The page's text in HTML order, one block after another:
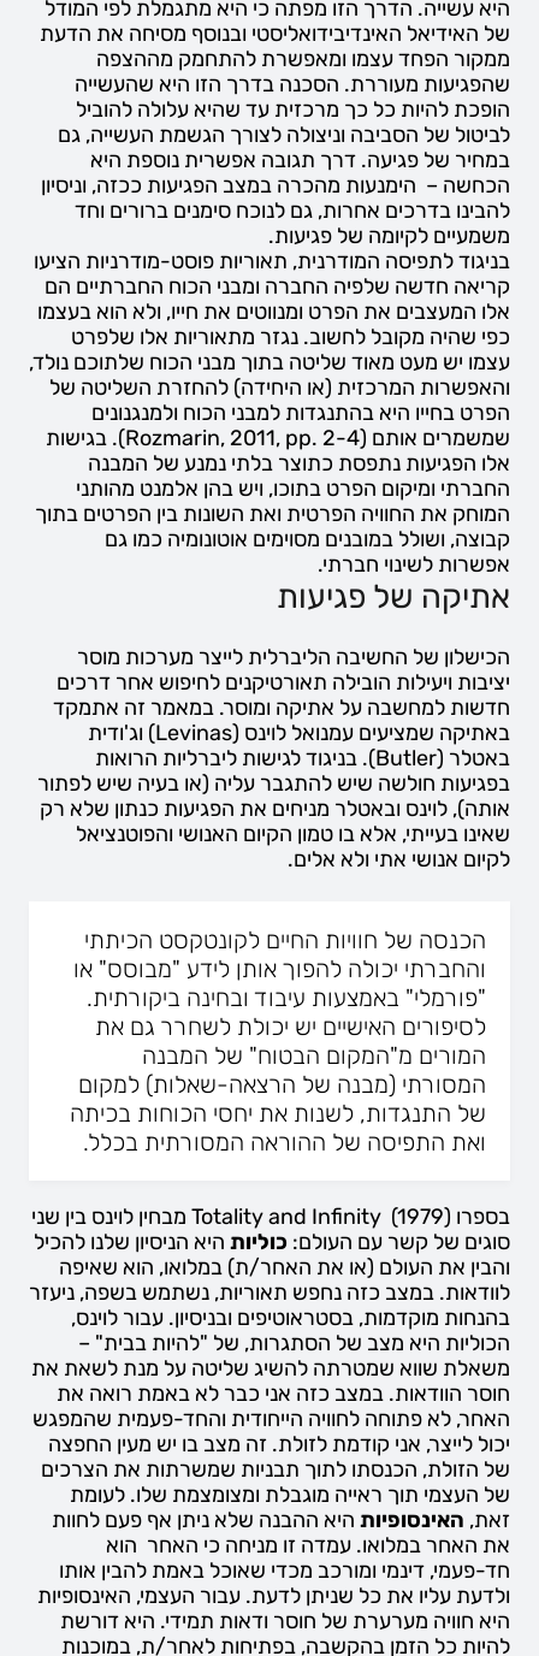
היא עשייה. הדרך הזו מפתה כי היא מתגמלת לפי המודל
של האידיאל האינדיבידואליסטי ובנוסף מסיחה את הדעת
ממקור הפחד עצמו ומאפשרת להתחמק מההצפה
שהפגיעות מעוררת. הסכנה בדרך הזו היא שהעשייה
הופכת להיות כל כך מרכזית עד שהיא עלולה להוביל
לביטול של הסביבה וניצולה לצורך הגשמת העשייה, גם
במחיר של פגיעה. דרך תגובה אפשרית נוספת היא
הכחשה – הימנעות מהכרה במצב הפגיעות ככזה, וניסיון
להבינו בדרכים אחרות, גם לנוכח סימנים ברורים וחד
משמעיים לקיומה של פגיעות.
בניגוד לתפיסה המודרנית, תאוריות פוסט-מודרניות הציעו
קריאה חדשה שלפיה החברה ומבני הכוח החברתיים הם
אלו המעצבים את הפרט ומנווטים את חייו, ולא הוא בעצמו
כפי שהיה מקובל לחשוב. נגזר מתאוריות אלו שלפרט
עצמו יש מעט מאוד שליטה בתוך מבני הכוח שלתוכם נולד,
והאפשרות המרכזית (או היחידה) להחזרת השליטה של
הפרט בחייו היא בהתנגדות למבני הכוח ולמנגנונים
שמשמרים אותם (Rozmarin, 2011, pp. 2-4). בגישות
אלו הפגיעות נתפסת כתוצר בלתי נמנע של המבנה
החברתי ומיקום הפרט בתוכו, ויש בהן אלמנט מהותני
המוחק את החוויה הפרטית ואת השונות בין הפרטים בתוך
קבוצה, ושולל במובנים מסוימים אוטונומיה כמו גם
אפשרות לשינוי חברתי.
אתיקה של פגיעות
הכישלון של החשיבה הליברלית לייצר מערכות מוסר
יציבות ויעילות הובילה תאורטיקנים לחיפוש אחר דרכים
חדשות למחשבה על אתיקה ומוסר. במאמר זה אתמקד
באתיקה שמציעים עמנואל לוינס (Levinas) וג'ודית
באטלר (Butler). בניגוד לגישות ליברליות הרואות
בפגיעות חולשה שיש להתגבר עליה (או בעיה שיש לפתור
אותה), לוינס ובאטלר מניחים את הפגיעות כנתון שלא רק
שאינו בעייתי, אלא בו טמון הקיום האנושי והפוטנציאל
לקיום אנושי אתי ולא אלים.
הכנסה של חוויות החיים לקונטקסט הכיתתי
והחברתי יכולה להפוך אותן לידע "מבוסס" או
"פורמלי" באמצעות עיבוד ובחינה ביקורתית.
לסיפורים האישיים יש יכולת לשחרר גם את
המורים מ"המקום הבטוח" של המבנה
המסורתי (מבנה של הרצאה-שאלות) למקום
של התנגדות, לשנות את יחסי הכוחות בכיתה
ואת התפיסה של ההוראה המסורתית בכלל.
בספרו Totality and Infinity (1979) מבחין לוינס בין שני
סוגים של קשר עם העולם: כוליות היא הניסיון שלנו להכיל
והבין את העולם (או את האחר/ת) במלואו, הוא שאיפה
לוודאות. במצב כזה נחפש תאוריות, נשתמש בשפה, ניעזר
בהנחות מוקדמות, בסטראוטיפים ובניסיון. עבור לוינס,
הכוליות היא מצב של הסתגרות, של "להיות בבית" –
משאלת שווא שמטרתה להשיג שליטה על מנת לשאת את
חוסר הוודאות. במצב כזה אני כבר לא באמת רואה את
האחר, לא פתוחה לחוויה הייחודית והחד-פעמית שהמפגש
יכול לייצר, אני קודמת לזולת. זה מצב בו יש מעין החפצה
של הזולת, הכנסתו לתוך תבניות שמשרתות את הצרכים
של העצמי תוך ראייה מוגבלת ומצומצמת שלו. לעומת
זאת, האינסופיות היא ההבנה שלא ניתן אף פעם לחוות
את האחר במלואו. עמדה זו מניחה כי האחר הוא
חד-פעמי, דינמי ומורכב מכדי שאוכל באמת להבין אותו
ולדעת עליו את כל שניתן לדעת. עבור העצמי, האינסופיות
היא חוויה מערערת של חוסר ודאות תמידי. היא דורשת
להיות כל הזמן בהקשבה, בפתיחות לאחר/ת, במוכנות